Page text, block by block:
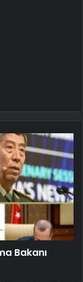
Bakanı